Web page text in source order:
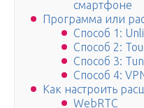
смартфоне
Программа или
Способ 1:
Способ 2:
Способ 3:
Способ 4:
Как настроить
WebRTC